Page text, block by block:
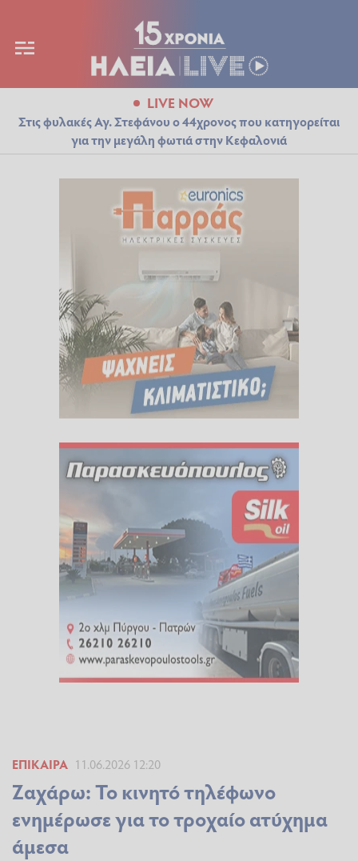
LIVE NOW
Στις φυλακές Αγ. Στεφάνου ο 44χρονος που κατηγορείται
για την μεγάλη φωτιά στην Κεφαλονιά
ΕΠΊΚΑΙΡΑ 11.06.2026 12:20
Ζαχάρω: Το κινητό τηλέφωνο
ενημέρωσε για το τροχαίο ατύχημα
άμεσα